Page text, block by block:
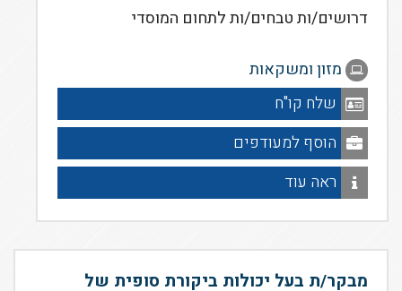
דרושים/ות טבחים/ות לתחום המוסדי
מזון ומשקאות
שלח קו"ח
הוסף למעודפים
ראה עוד
מבקר/ת בעל יכולות ביקורת סופית של